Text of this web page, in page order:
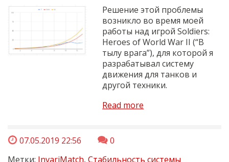
Решение этой проблемы
возникло во время моей
работы над игрой Soldiers:
Heroes of World War II (“В
тылу врага”), для которой я
разрабатывал систему
движения для танков и
другой техники.
Read more
07.05.2019 22:56
0
Метки: InvariMatch, Стабильность системы